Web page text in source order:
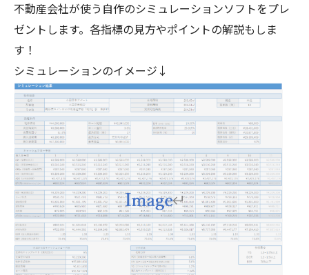
不動産会社が使う自作のシミュレーションソフトをプレ
ゼントします。各指標の見方やポイントの解説もしま
す！
シミュレーションのイメージ↓